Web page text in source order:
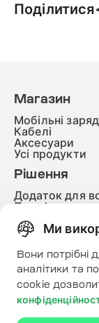
Ми
Вони потрібні
аналітики та
cookie
Поділитися
Магазин
Мобільні
Кабелі
Аксесуари
Усі продукти
Рішення
Додаток для
Платформа
White lable
Energy
Корисне
Ресурси
Карта
Контакти